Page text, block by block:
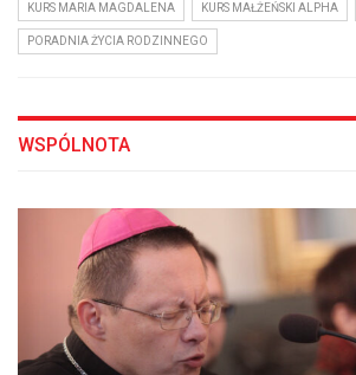
KURS MARIA MAGDALENA KURS MAŁŻEŃSKI ALPHA
PORADNIA ŻYCIA RODZINNEGO
WSPÓLNOTA